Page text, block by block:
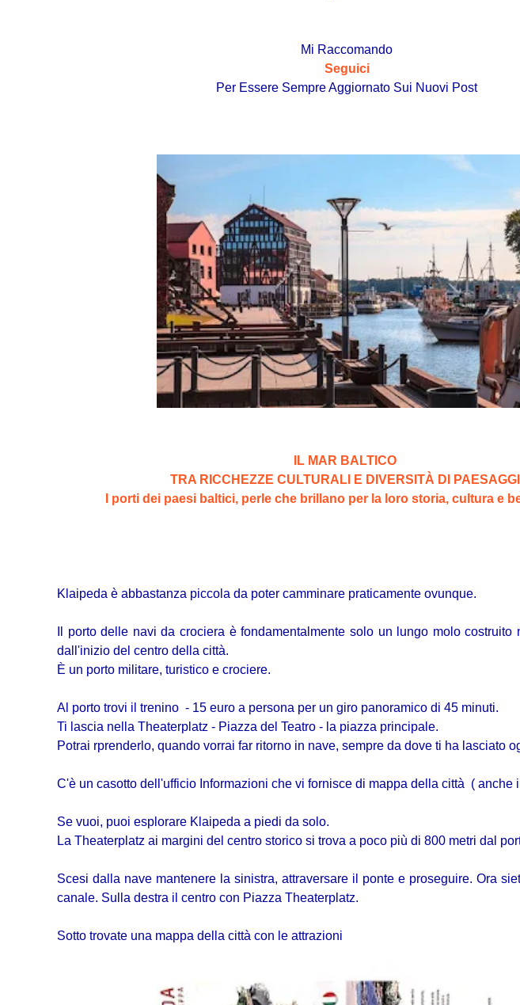
Mi Raccomando
Seguici
Per Essere Sempre Aggiornato Sui Nuovi Post
IL MAR BALTICO
TRA RICCHEZZE CULTURALI E DIVERSITÀ DI
I porti dei paesi baltici, perle che brillano per la loro storia, cultura e
Klaipeda è abbastanza piccola da poter camminare praticamente ovunque.
Il porto delle navi da crociera è fondamentalmente solo un lungo molo costruito
dall'inizio del centro della città.
È un porto militare, turistico e crociere.
Al porto trovi il trenino - 15 euro a persona per un giro panoramico di 45 minuti.
Ti lascia nella Theaterplatz - Piazza del Teatro - la piazza principale.
Potrai rprenderlo, quando vorrai far ritorno in nave, sempre da dove ti ha lasciato
C'è un casotto dell'ufficio Informazioni che vi fornisce di mappa della città ( anche
Se vuoi, puoi esplorare Klaipeda a piedi da solo.
La Theaterplatz ai margini del centro storico si trova a poco più di 800 metri dal
Scesi dalla nave mantenere la sinistra, attraversare il ponte e proseguire. Ora
canale. Sulla destra il centro con Piazza Theaterplatz.
Sotto trovate una mappa della città con le attrazioni